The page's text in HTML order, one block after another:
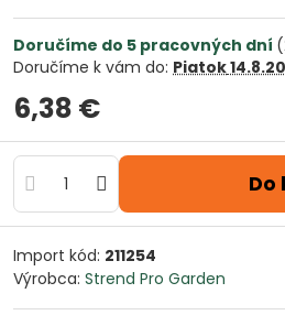
Doručíme do 5 pracovných dní (
Doručíme k vám do: Piatok
6,38 €
Import kód: 211254
Výrobca: Strend Pro Garden